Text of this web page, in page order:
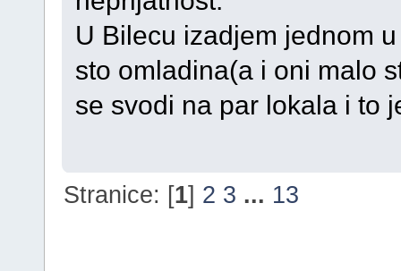
U Bilecu izadjem jednom
sto omladina(a i oni malo
se svodi na par lokala i to
Stranice: [1] 2 3 ... 13